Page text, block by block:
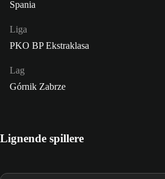
Spania
Liga
PKO BP Ekstraklasa
Lag
Górnik Zabrze
Lignende spillere